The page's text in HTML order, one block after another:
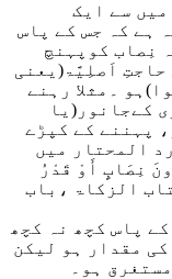
سے ایک
ہے کہ جس کے پاس
نِصاب کوپہنچ
حاجتِ اَصلِیَّۃ(یعنی
۔مثلا رہنے
کےجانور(یا
پہننے کے کپڑے
المحتار میں
نِصَابٍ أَوْ قَدْرُ
الزکاۃ ،باب
پاس کچھ نہ کچھ
مقدار ہو لیکن
ہو۔